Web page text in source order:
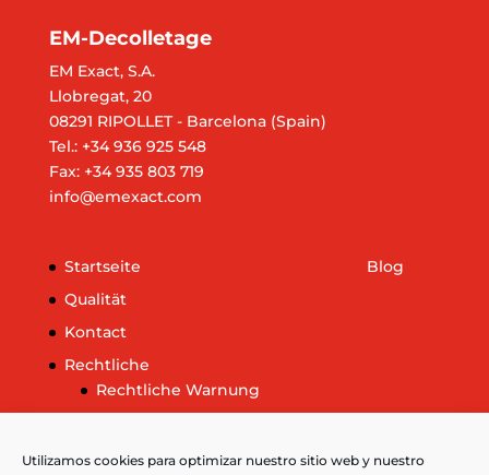
Utilizamos cookies para optimizar nuestro sitio web y nuestro
EM-Decolletage
EM Exact, S.A.
Llobregat, 20
08291 RIPOLLET - Barcelona (Spain)
Tel.: +34 936 925 548
Fax: +34 935 803 719
info@emexact.com
Startseite
Qualität
Kontact
Rechtliche
Rechtliche Warnung
Weitere Informationen zu Cookies
Blog